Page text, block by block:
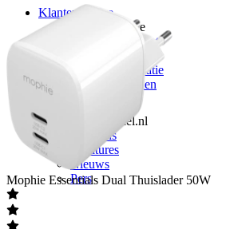
Klantenservice
Klantenservice
Vragen & contact
Retour & reparatie
Telefoon inruilen
Over Mobiel.nl
Over ons
Vacatures
Nieuws
Pers
Mophie Essentials Dual Thuislader 50W